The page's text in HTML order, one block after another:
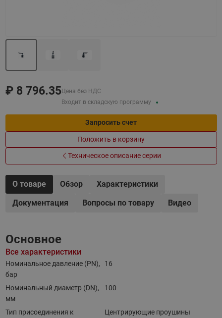
₽ 8 796.35 Цена без НДС
Входит в складскую программу
Запросить счет
Положить в корзину
Техническое описание серии
О товаре Обзор
Характеристики
Документация
Вопросы по товару Видео
Основное
Все характеристики
Номинальное давление (PN),
бар
16
Номинальный диаметр (DN),
мм
100
Тип присоединения к
Центрирующие проушины